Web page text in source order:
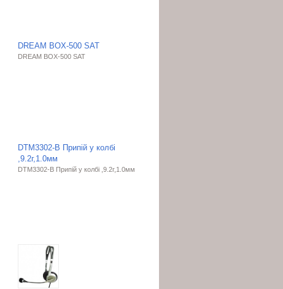
DREAM BOX-500 SAT
DREAM BOX-500 SAT
DTM3302-B Припій у колбі
,9.2г,1.0мм
DTM3302-B Припій у колбі ,9.2г,1.0мм